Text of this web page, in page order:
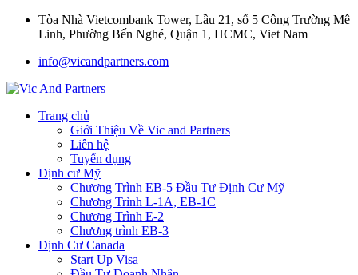
Tòa Nhà Vietcombank Tower, Lầu 21, số 5 Công Trường Mê
Linh, Phường Bến Nghé, Quận 1, HCMC, Viet Nam
info@vicandpartners.com
Trang chủ
Giới Thiệu Về Vic and Partners
Liên hệ
Tuyển dụng
Định cư Mỹ
Chương Trình EB-5 Đầu Tư Định Cư Mỹ
Chương Trình L-1A, EB-1C
Chương Trình E-2
Chương trình EB-3
Định Cư Canada
Start Up Visa